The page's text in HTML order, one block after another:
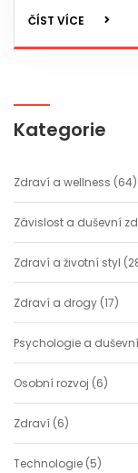
chování vůči
empatie jsou
ČÍST VÍCE
Kategorie
Zdraví a wellness (64)
Závislost a duševní
Zdraví a životní styl
Zdraví a drogy (17)
Psychologie a
Osobní rozvoj (6)
Zdraví (6)
Technologie (5)